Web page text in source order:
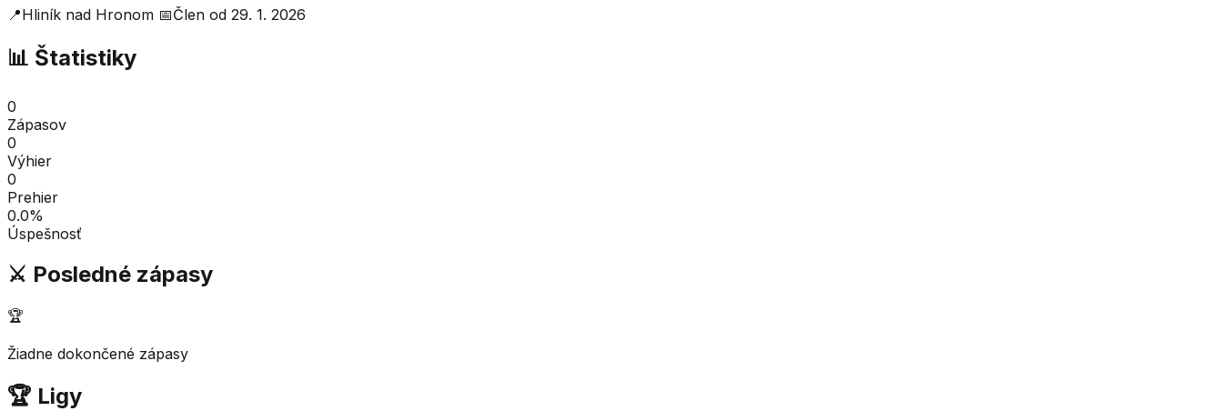
📍Hliník nad Hronom 📅Člen od 29. 1. 2026
📊 Štatistiky
0
Zápasov
0
Výhier
0
Prehier
0.0%
Úspešnosť
⚔️ Posledné zápasy
🏆
Žiadne dokončené zápasy
🏆 Ligy